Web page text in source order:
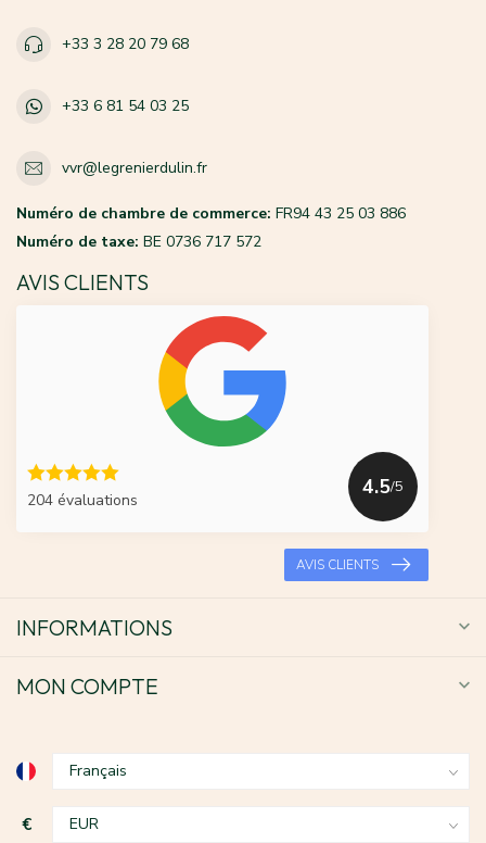
+33 3 28 20 79 68
+33 6 81 54 03 25
vvr@legrenierdulin.fr
Numéro de chambre de commerce: FR94 43 25 03 886
Numéro de taxe: BE 0736 717 572
AVIS CLIENTS
204 évaluations
4.5/5
AVIS CLIENTS
INFORMATIONS
MON COMPTE
€